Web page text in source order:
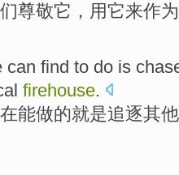
尊敬它 ， 用它来作为
can find to do is
firehouse.
能做的就是追逐其他